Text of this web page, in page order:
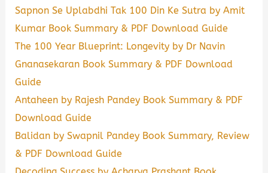
Sapnon Se Uplabdhi Tak 100 Din Ke Sutra by Amit
Kumar Book Summary & PDF Download Guide
The 100 Year Blueprint: Longevity by Dr Navin
Gnanasekaran Book Summary & PDF Download
Guide
Antaheen by Rajesh Pandey Book Summary & PDF
Download Guide
Balidan by Swapnil Pandey Book Summary, Review
& PDF Download Guide